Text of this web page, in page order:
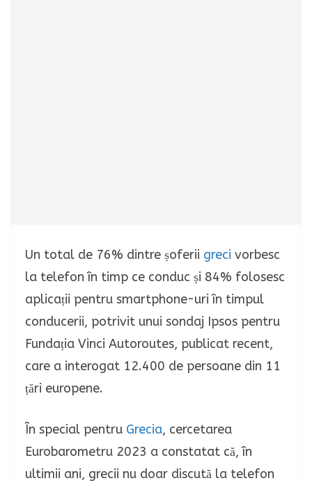
Un total de 76% dintre șoferii greci vorbesc
la telefon în timp ce conduc și 84% folosesc
aplicații pentru smartphone-uri în timpul
conducerii, potrivit unui sondaj Ipsos pentru
Fundația Vinci Autoroutes, publicat recent,
care a interogat 12.400 de persoane din 11
țări europene.
În special pentru Grecia, cercetarea
Eurobarometru 2023 a constatat că, în
ultimii ani, grecii nu doar discută la telefon